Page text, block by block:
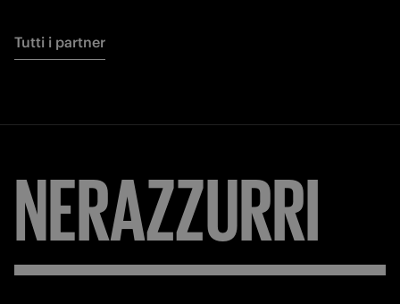
Tutti i partner
NERAZZURRI